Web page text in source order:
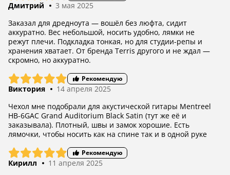
Дмитрий
3 мая 2025
Заказал для дредноута — вошёл без люфта, сидит
аккуратно. Вес небольшой, носить удобно, лямки не
режут плечи. Подкладка тонкая, но для студии-репы и
хранения хватает. От бренда Terris другого и не ждал —
скромно, но аккуратно.
Виктория
14 апреля 2025
Чехол мне подобрали для акустической гитары Mentreel
HB-6GAC Grand Auditorium Black Satin (тут же её и
заказывала). Плотный, швы и замок хорошие. Есть
лямочки, чтобы носить как на спине так и в одной руке
Рекомендую
Кирилл
11 апреля 2025
Рекомендую